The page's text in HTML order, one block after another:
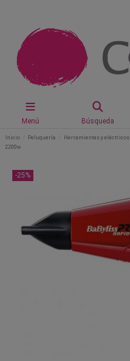
Menú Búsqueda
Inicio Peluquería Herramientas y eléctricos
2200w
-25%